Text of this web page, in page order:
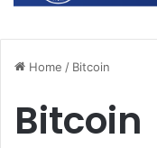
Home / Bitcoin
Bitcoin